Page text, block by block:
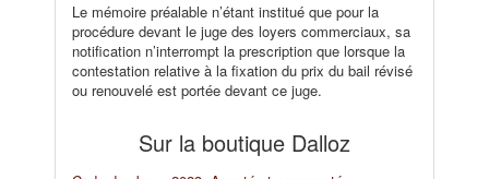
Le mémoire préalable n’étant institué que pour la
procédure devant le juge des loyers commerciaux, sa
notification n’interrompt la prescription que lorsque la
contestation relative à la fixation du prix du bail révisé
ou renouvelé est portée devant ce juge.
Sur la boutique Dalloz